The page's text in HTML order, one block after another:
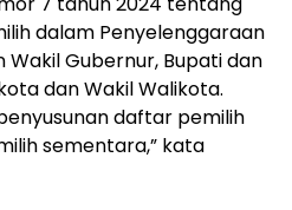
dalam Penyelenggaraan
Wakil Gubernur, Bupati dan
dan Wakil Walikota.
daftar pemilih
sementara,” kata